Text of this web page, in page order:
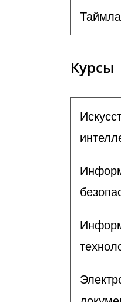
Курсы